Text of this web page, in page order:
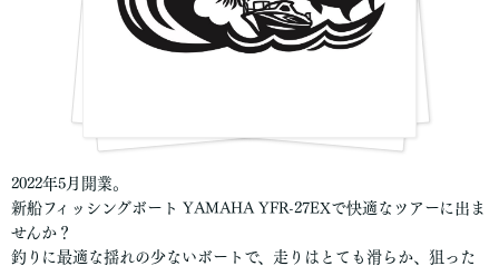
2022年5月開業。
新船フィッシングボート YAMAHA YFR-27EXで快適なツアーに出ま
せんか？
釣りに最適な揺れの少ないボートで、走りはとても滑らか、狙った